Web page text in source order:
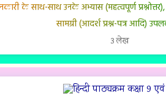
के साथ-साथ उनके अभ्यास (महत्वपूर्ण
सामग्री (आदर्श प्रश्न-पत्र आदि)
3 लेख